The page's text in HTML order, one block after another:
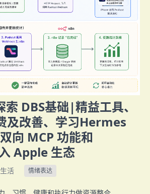
DBS基础|精益工具、
及改善、学习Hermes
向 MCP 功能和
Apple 生态
活 情绪表达